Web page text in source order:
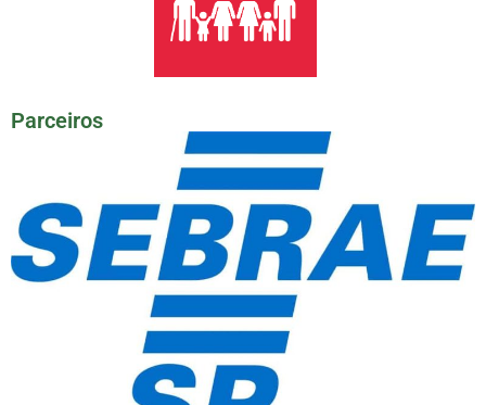
Parceiros